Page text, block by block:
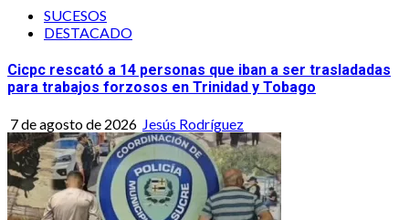
SUCESOS
DESTACADO
Cicpc rescató a 14 personas que iban a ser trasladadas
para trabajos forzosos en Trinidad y Tobago
7 de agosto de 2026 Jesús Rodríguez